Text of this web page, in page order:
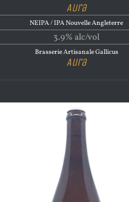
Aura
NEIPA / IPA Nouvelle Angleterre
3.9% alc/vol
Brasserie Artisanale Gallicus
Aura